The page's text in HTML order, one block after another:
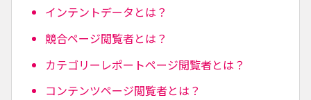
インテントデータとは？
競合ページ閲覧者とは？
カテゴリーレポートページ閲覧者とは？
コンテンツページ閲覧者とは？